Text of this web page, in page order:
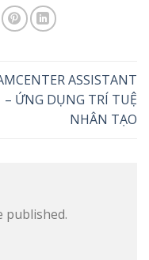
ASSISTANT
– ỨNG DỤNG TRÍ TUỆ
NHÂN TẠO
published.